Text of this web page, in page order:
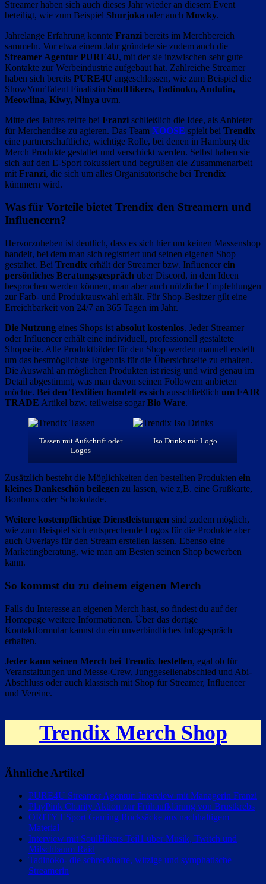
Streamer haben sich auch dieses Jahr wieder an diesem Event
beteiligt, wie zum Beispiel Shurjoka oder auch Mowky.
Jahrelange Erfahrung konnte Franzi bereits im Merchbereich
sammeln. Vor etwa einem Jahr gründete sie zudem auch die
Streamer Agentur PURE4U, mit der sie inzwischen sehr gute
Kontakte zur Werbeindustrie aufgebaut hat. Zahlreiche Streamer
haben sich bereits PURE4U angeschlossen, wie zum Beispiel die
ShowYourTalent Finalistin SoulHikers, Tadinoko, Andulin,
Meowlina, Kiwy, Ninya uvm.
Mitte des Jahres reifte bei Franzi schließlich die Idee, als Anbieter
für Merchendise zu agieren. Das Team XOOSE spielt bei Trendix
eine partnerschaftliche, wichtige Rolle, bei denen in Hamburg die
Merch Produkte gestaltet und verschickt werden. Selbst haben sie
sich auf den E-Sport fokussiert und begrüßen die Zusammenarbeit
mit Franzi, die sich um alles Organisatorische bei Trendix
kümmern wird.
Was für Vorteile bietet Trendix den Streamern und
Influencern?
Hervorzuheben ist deutlich, dass es sich hier um keinen Massenshop
handelt, bei dem man sich registriert und seinen eigenen Shop
gestaltet. Bei Trendix erhält der Streamer bzw. Influencer ein
persönliches Beratungsgespräch über Discord, in dem Ideen
besprochen werden können, man aber auch nützliche Empfehlungen
zur Farb- und Produktauswahl erhält. Für Shop-Besitzer gilt eine
Erreichbarkeit von 24/7 an 365 Tagen im Jahr.
Die Nutzung eines Shops ist absolut kostenlos. Jeder Streamer
oder Influencer erhält eine individuell, professionell gestaltete
Shopseite. Alle Produktbilder für den Shop werden manuell erstellt
um das bestmöglichste Ergebnis für die Übersichtseite zu erhalten.
Die Auswahl an möglichen Produkten ist riesig und wird genau im
Detail abgestimmt, was man davon seinen Followern anbieten
möchte. Bei den Textilien handelt es sich ausschließlich um FAIR
TRADE Artikel bzw. teilweise sogar Bio Ware.
Tassen mit Aufschrift oder
Logos
Iso Drinks mit Logo
Zusätzlich besteht die Möglichkeiten den bestellten Produkten ein
kleines Dankeschön beilegen zu lassen, wie z,B. eine Grußkarte,
Bonbons oder Schokolade.
Weitere kostenpflichtige Dienstleistungen sind zudem möglich,
wie zum Beispiel sich entsprechende Logos für die Produkte aber
auch Overlays für den Stream erstellen lassen. Ebenso eine
Marketingberatung, wie man am Besten seinen Shop bewerben
kann.
So kommst du zu deinem eigenen Merch
Falls du Interesse an eigenen Merch hast, so findest du auf der
Homepage weitere Informationen. Über das dortige
Kontaktformular kannst du ein unverbindliches Infogespräch
erhalten.
Jeder kann seinen Merch bei Trendix bestellen, egal ob für
Veranstaltungen und Messe-Crew, Junggesellenabschied und Abi-
Abschluss oder auch klassisch mit Shop für Streamer, Influencer
und Vereine.
Trendix Merch Shop
Ähnliche Artikel
PURE4U Streamer Agentur: Interview mit Managerin Franzi
PlayPink Charity Aktion zur Frühaufklärung von Brustkrebs
ORITY ESport Gaming Rucksäcke aus nachhaltigem
Material
Interview mit SoulHikers Teil1 über Musik, Twitch und
Milschbaum Raid
Tadinoko- die schreckhafte, witzige und symphatische
Streamerin